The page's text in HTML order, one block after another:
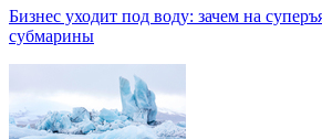
Бизнес уходит под воду: зачем на
субмарины